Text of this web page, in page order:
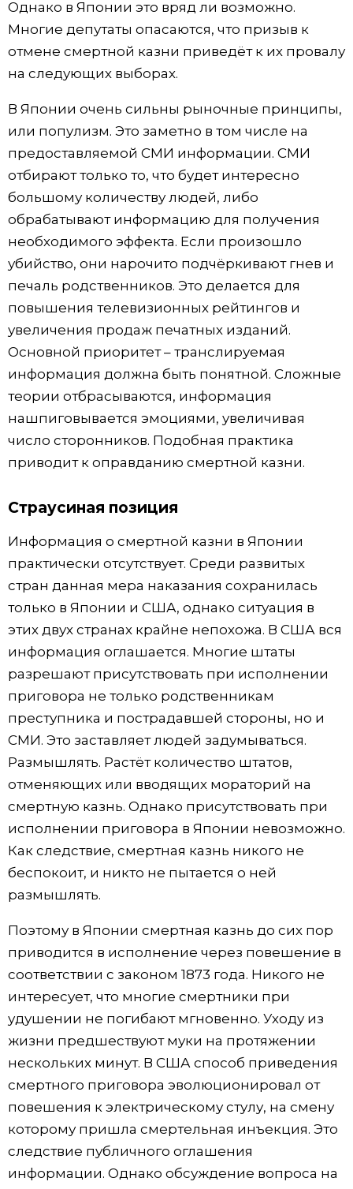
Однако в Японии это вряд ли возможно.
Многие депутаты опасаются, что призыв к
отмене смертной казни приведёт к их провалу
на следующих выборах.
В Японии очень сильны рыночные принципы,
или популизм. Это заметно в том числе на
предоставляемой СМИ информации. СМИ
отбирают только то, что будет интересно
большому количеству людей, либо
обрабатывают информацию для получения
необходимого эффекта. Если произошло
убийство, они нарочито подчёркивают гнев и
печаль родственников. Это делается для
повышения телевизионных рейтингов и
увеличения продаж печатных изданий.
Основной приоритет – транслируемая
информация должна быть понятной. Сложные
теории отбрасываются, информация
нашпиговывается эмоциями, увеличивая
число сторонников. Подобная практика
приводит к оправданию смертной казни.
Страусиная позиция
Информация о смертной казни в Японии
практически отсутствует. Среди развитых
стран данная мера наказания сохранилась
только в Японии и США, однако ситуация в
этих двух странах крайне непохожа. В США вся
информация оглашается. Многие штаты
разрешают присутствовать при исполнении
приговора не только родственникам
преступника и пострадавшей стороны, но и
СМИ. Это заставляет людей задумываться.
Размышлять. Растёт количество штатов,
отменяющих или вводящих мораторий на
смертную казнь. Однако присутствовать при
исполнении приговора в Японии невозможно.
Как следствие, смертная казнь никого не
беспокоит, и никто не пытается о ней
размышлять.
Поэтому в Японии смертная казнь до сих пор
приводится в исполнение через повешение в
соответствии с законом 1873 года. Никого не
интересует, что многие смертники при
удушении не погибают мгновенно. Уходу из
жизни предшествуют муки на протяжении
нескольких минут. В США способ приведения
смертного приговора эволюционировал от
повешения к электрическому стулу, на смену
которому пришла смертельная инъекция. Это
следствие публичного оглашения
информации. Однако обсуждение вопроса на